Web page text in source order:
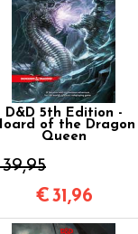
D&D 5th Edition -
of the Dragon
Queen
€31,96